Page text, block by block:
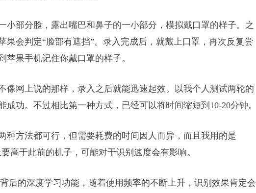
小部分脸，露出嘴巴和鼻子的一小部分，模拟戴口罩的样子。之
果会判定“脸部有遮挡”。录入完成后，就戴上口罩，再次反复尝
果手机记住你戴口罩的样子。
像网上说的那样，录入之后就能迅速起效。以我个人测试两轮的
功。不过相比第一种方式，已经可以将时间缩短到10-20分钟。
种方法都可行，但需要耗费的时间因人而异，而且我用的是
高于此前的机子，可能对于识别速度会有影响。
后的深度学习功能，随着使用频率的不断上升，识别效果肯定会